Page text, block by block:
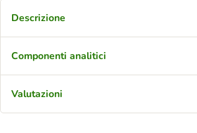
Descrizione
Componenti analitici
Valutazioni